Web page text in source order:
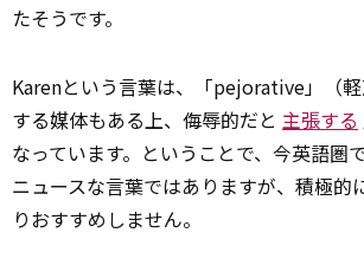
たそうです。
Karenという言葉は、「pejorative」（
する媒体もある上、侮辱的だと 主張する
なっています。ということで、今英語圏
ニュースな言葉ではありますが、積極的
りおすすめしません。